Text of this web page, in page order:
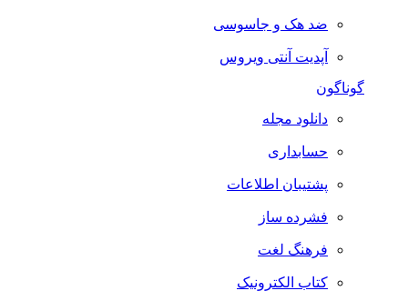
ضد هک و جاسوسی
آپدیت آنتی ویروس
گوناگون
دانلود مجله
حسابداری
پشتیبان اطلاعات
فشرده ساز
فرهنگ لغت
کتاب الکترونیک